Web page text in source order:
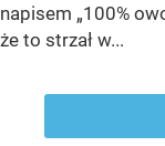
napisem „100%
że to strzał w...